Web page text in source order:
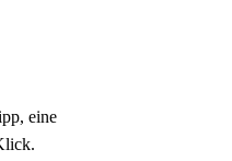
eine